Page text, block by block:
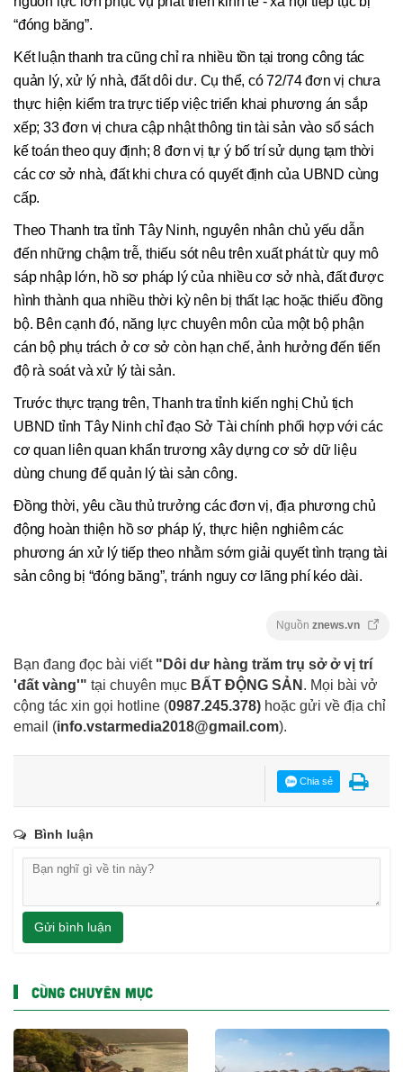
“đóng băng”.
Kết luận thanh tra cũng chỉ ra nhiều tồn tại trong công tác
quản lý, xử lý nhà, đất dôi dư. Cụ thể, có 72/74 đơn vị chưa
thực hiện kiểm tra trực tiếp việc triển khai phương án sắp
xếp; 33 đơn vị chưa cập nhật thông tin tài sản vào sổ sách
kế toán theo quy định; 8 đơn vị tự ý bố trí sử dụng tạm thời
các cơ sở nhà, đất khi chưa có quyết định của UBND cùng
cấp.
Theo Thanh tra tỉnh Tây Ninh, nguyên nhân chủ yếu dẫn
đến những chậm trễ, thiếu sót nêu trên xuất phát từ quy mô
sáp nhập lớn, hồ sơ pháp lý của nhiều cơ sở nhà, đất được
hình thành qua nhiều thời kỳ nên bị thất lạc hoặc thiếu đồng
bộ. Bên cạnh đó, năng lực chuyên môn của một bộ phận
cán bộ phụ trách ở cơ sở còn hạn chế, ảnh hưởng đến tiến
độ rà soát và xử lý tài sản.
Trước thực trạng trên, Thanh tra tỉnh kiến nghị Chủ tịch
UBND tỉnh Tây Ninh chỉ đạo Sở Tài chính phối hợp với các
cơ quan liên quan khẩn trương xây dựng cơ sở dữ liệu
dùng chung để quản lý tài sản công.
Đồng thời, yêu cầu thủ trưởng các đơn vị, địa phương chủ
động hoàn thiện hồ sơ pháp lý, thực hiện nghiêm các
phương án xử lý tiếp theo nhằm sớm giải quyết tình trạng tài
sản công bị “đóng băng”, tránh nguy cơ lãng phí kéo dài.
Nguồn znews.vn
Bạn đang đọc bài viết "Dôi dư hàng trăm trụ sở ở vị trí
'đất vàng'" tại chuyên mục BẤT ĐỘNG SẢN . Mọi bài vở
cộng tác xin gọi hotline (0987.245.378) hoặc gửi về địa chỉ
email (info.vstarmedia2018@gmail.com).
Chia sẻ
Bình luận
Gửi bình luận
CÙNG CHUYÊN MỤC